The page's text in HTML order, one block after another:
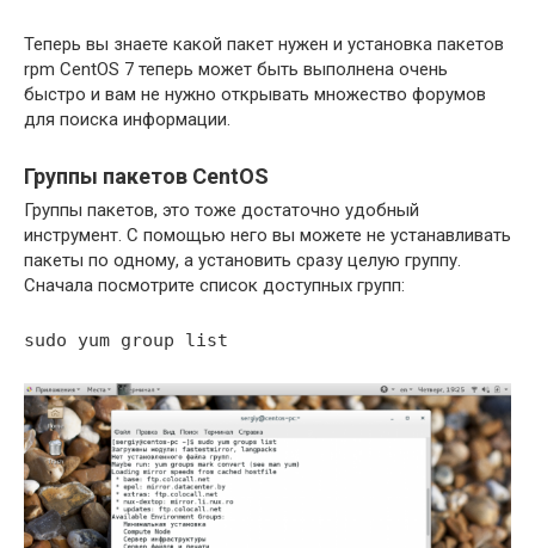
Теперь вы знаете какой пакет нужен и установка пакетов
rpm CentOS 7 теперь может быть выполнена очень
быстро и вам не нужно открывать множество форумов
для поиска информации.
Группы пакетов CentOS
Группы пакетов, это тоже достаточно удобный
инструмент. С помощью него вы можете не устанавливать
пакеты по одному, а установить сразу целую группу.
Сначала посмотрите список доступных групп:
sudo yum group list